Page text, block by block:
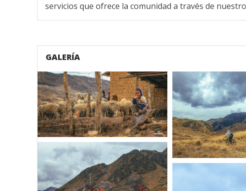
servicios que ofrece la comunidad a través de
GALERÍA